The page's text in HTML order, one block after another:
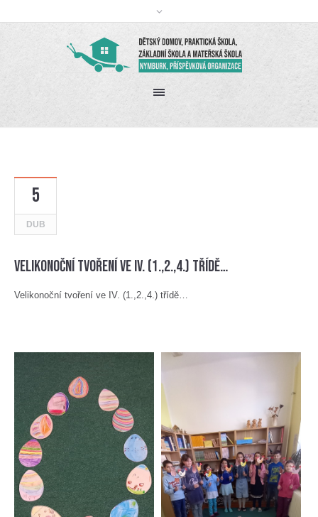
5
DUB
Velikonoční tvoření ve IV. (1.,2.,4.) třídě…
Velikonoční tvoření ve IV. (1.,2.,4.) třídě…